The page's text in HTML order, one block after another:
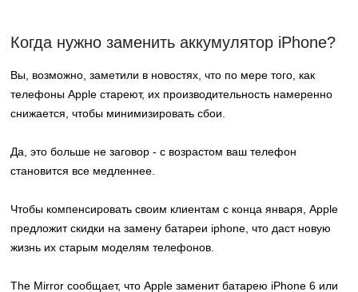
Когда нужно заменить аккумулятор iPhone?
Вы, возможно, заметили в новостях, что по мере того, как
телефоны Apple стареют, их производительность намеренно
снижается, чтобы минимизировать сбои.
Да, это больше не заговор - с возрастом ваш телефон
становится все медленнее.
Чтобы компенсировать своим клиентам с конца января, Apple
предложит скидки на замену батареи iphone, что даст новую
жизнь их старым моделям телефонов.
The Mirror сообщает, что Apple заменит батарею iPhone 6 или